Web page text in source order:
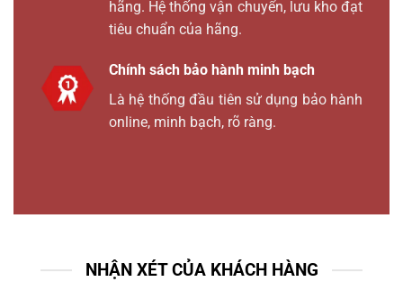
hãng. Hệ thống vận chuyển, lưu kho đạt
tiêu chuẩn của hãng.
Chính sách bảo hành minh bạch
Là hệ thống đầu tiên sử dụng bảo hành
online, minh bạch, rõ ràng.
NHẬN XÉT CỦA KHÁCH HÀNG